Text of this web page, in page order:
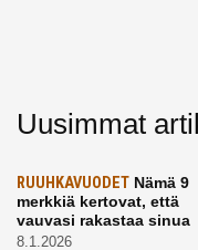
Uusimmat
RUUHKAVUODET Nämä 9
merkkiä kertovat, että
vauvasi rakastaa sinua
8.1.2026